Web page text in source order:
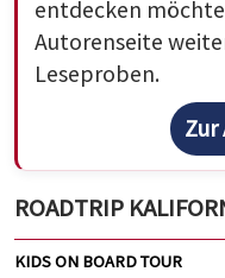
entdecken
Autorenseite
Leseproben.
Zur
ROADTRIP
KIDS ON BOARD TOUR